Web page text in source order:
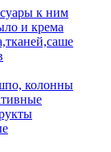
к ним
и крема
колонны